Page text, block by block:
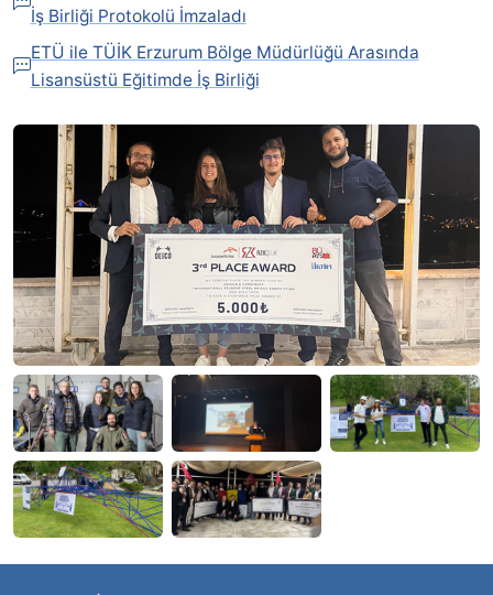
İş Birliği Protokolü İmzaladı
ETÜ ile TÜİK Erzurum Bölge Müdürlüğü Arasında
Lisansüstü Eğitimde İş Birliği